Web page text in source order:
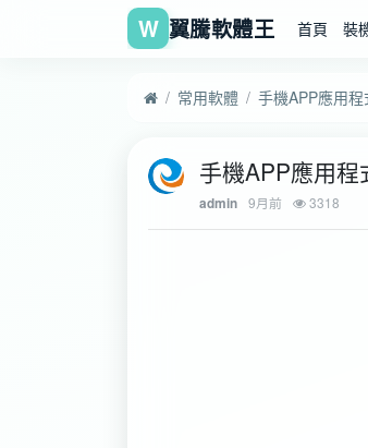
W 翼騰軟體王 首頁 裝
常用軟體
手機APP應用
admin 9月前 3318